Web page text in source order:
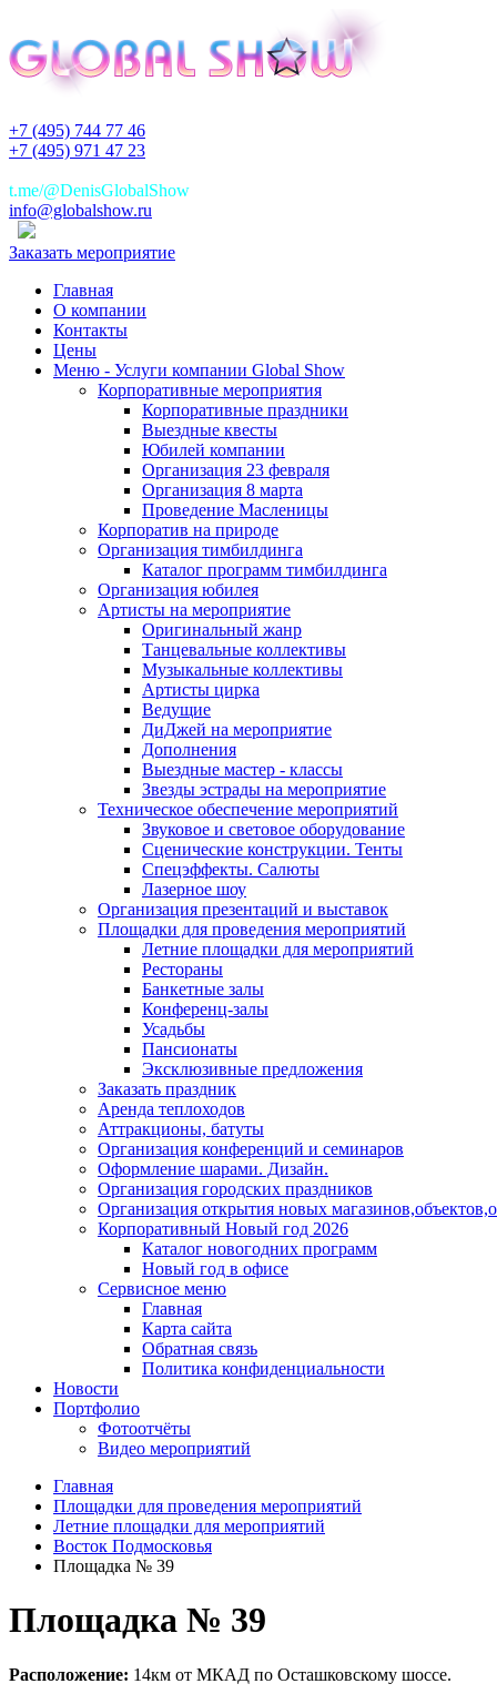
+7 (495) 744 77 46
+7 (495) 971 47 23
t.me/@DenisGlobalShow
info@globalshow.ru
Заказать мероприятие
Главная
О компании
Контакты
Цены
Меню - Услуги компании Global Show
Корпоративные мероприятия
Корпоративные праздники
Выездные квесты
Юбилей компании
Организация 23 февраля
Организация 8 марта
Проведение Масленицы
Корпоратив на природе
Организация тимбилдинга
Каталог программ тимбилдинга
Организация юбилея
Артисты на мероприятие
Оригинальный жанр
Танцевальные коллективы
Музыкальные коллективы
Артисты цирка
Ведущие
ДиДжей на мероприятие
Дополнения
Выездные мастер - классы
Звезды эстрады на мероприятие
Техническое обеспечение мероприятий
Звуковое и световое оборудование
Сценические конструкции. Тенты
Спецэффекты. Салюты
Лазерное шоу
Организация презентаций и выставок
Площадки для проведения мероприятий
Летние площадки для мероприятий
Рестораны
Банкетные залы
Конференц-залы
Усадьбы
Пансионаты
Эксклюзивные предложения
Заказать праздник
Аренда теплоходов
Аттракционы, батуты
Организация конференций и семинаров
Оформление шарами. Дизайн.
Организация городских праздников
Организация открытия новых
Корпоративный Новый год 2026
Каталог новогодних программ
Новый год в офисе
Сервисное меню
Главная
Карта сайта
Обратная связь
Политика конфиденциальности
Новости
Портфолио
Фотоотчёты
Видео мероприятий
Главная
Площадки для проведения мероприятий
Летние площадки для мероприятий
Восток Подмосковья
Площадка № 39
Площадка № 39
Расположение: 14км от МКАД по Осташковскому шоссе.